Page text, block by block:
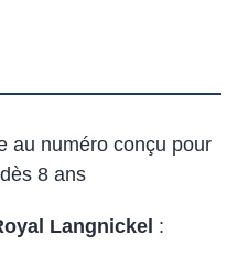
au numéro conçu pour
8 ans
Langnickel :